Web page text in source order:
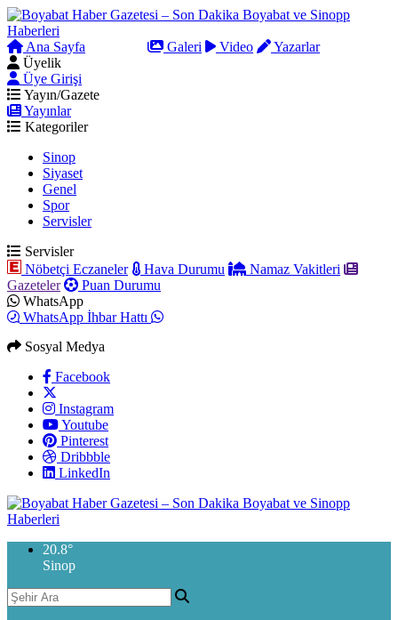
Ana Sayfa Galeri Video
Yazarlar
Üyelik
Üye Girişi
Yayın/Gazete
Yayınlar
Kategoriler
Sinop
Siyaset
Genel
Spor
Servisler
Servisler
Nöbetçi Eczaneler
Hava Durumu
Namaz Vakitleri
Gazeteler
Puan Durumu
WhatsApp
WhatsApp İhbar Hattı
Sosyal Medya
Facebook
Instagram
Youtube
Pinterest
Dribbble
LinkedIn
20.8°
Sinop